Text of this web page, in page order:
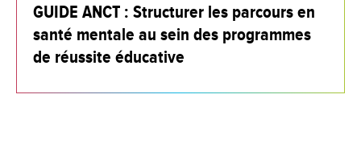
GUIDE ANCT : Structurer les parcours en
santé mentale au sein des programmes
de réussite éducative